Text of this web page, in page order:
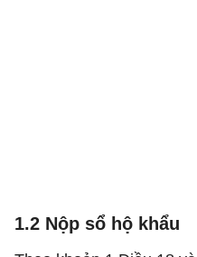
1.2 Nộp sổ hộ khẩu